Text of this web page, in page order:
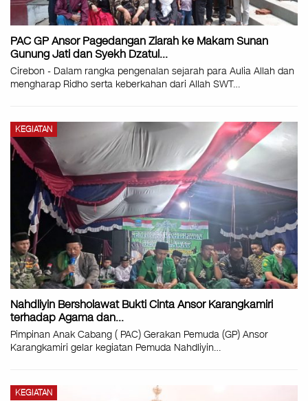
PAC GP Ansor Pagedangan Ziarah ke Makam Sunan
Gunung Jati dan Syekh Dzatul…
Cirebon - Dalam rangka pengenalan sejarah para Aulia Allah dan
mengharap Ridho serta keberkahan dari Allah SWT…
KEGIATAN
Nahdliyin Bersholawat Bukti Cinta Ansor Karangkamiri
terhadap Agama dan…
Pimpinan Anak Cabang ( PAC) Gerakan Pemuda (GP) Ansor
Karangkamiri gelar kegiatan Pemuda Nahdliyin…
KEGIATAN